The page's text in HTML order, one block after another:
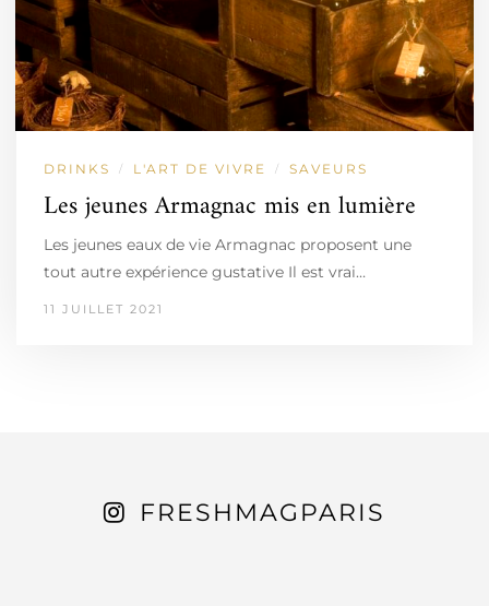
DRINKS / L'ART DE VIVRE / SAVEURS
Les jeunes Armagnac mis en lumière
Les jeunes eaux de vie Armagnac proposent une
tout autre expérience gustative Il est vrai…
11 JUILLET 2021
FRESHMAGPARIS